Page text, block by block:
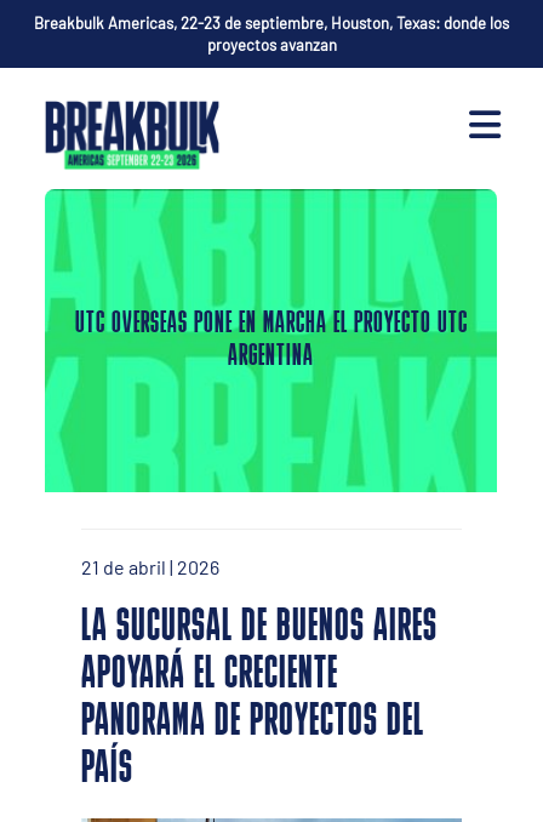
Breakbulk Americas, 22-23 de septiembre, Houston, Texas: donde los
proyectos avanzan
UTC OVERSEAS PONE EN MARCHA EL PROYECTO UTC
ARGENTINA
21 de abril | 2026
LA SUCURSAL DE BUENOS AIRES
APOYARÁ EL CRECIENTE
PANORAMA DE PROYECTOS DEL
PAÍS